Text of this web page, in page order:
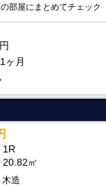
部屋にまとめてチェック
1ヶ月
1R
20.82㎡
木造